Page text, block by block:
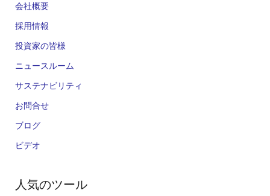
会社概要
採用情報
投資家の皆様
ニュースルーム
サステナビリティ
お問合せ
ブログ
ビデオ
人気のツール